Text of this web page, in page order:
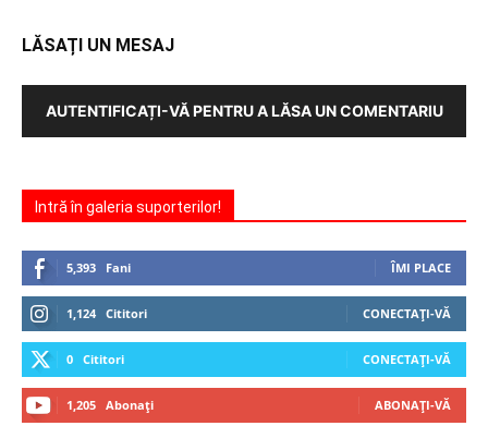
LĂSAȚI UN MESAJ
AUTENTIFICAȚI-VĂ PENTRU A LĂSA UN COMENTARIU
Intră în galeria suporterilor!
5,393 Fani ÎMI PLACE
1,124 Cititori CONECTAȚI-VĂ
0 Cititori CONECTAȚI-VĂ
1,205 Abonați ABONAȚI-VĂ